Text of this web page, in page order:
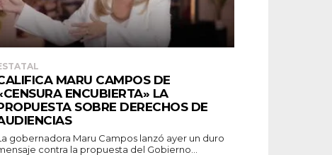
MARU CAMPOS DE
ENCUBIERTA» LA
SOBRE DERECHOS DE
gobernadora Maru Campos lanzó ayer un duro
contra la propuesta del Gobierno...